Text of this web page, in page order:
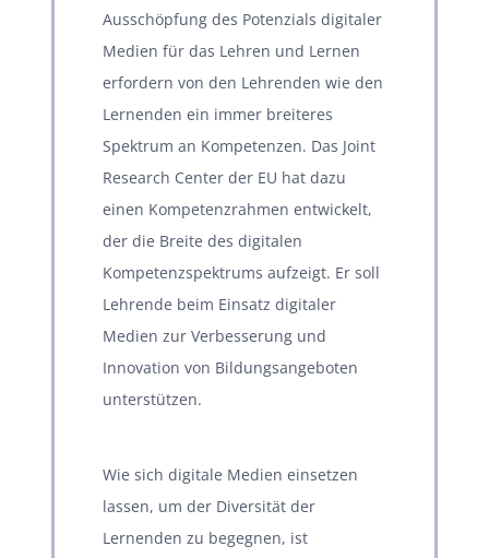
Ausschöpfung des Potenzials digitaler
Medien für das Lehren und Lernen
erfordern von den Lehrenden wie den
Lernenden ein immer breiteres
Spektrum an Kompetenzen. Das Joint
Research Center der EU hat dazu
einen Kompetenzrahmen entwickelt,
der die Breite des digitalen
Kompetenzspektrums aufzeigt. Er soll
Lehrende beim Einsatz digitaler
Medien zur Verbesserung und
Innovation von Bildungsangeboten
unterstützen.
Wie sich digitale Medien einsetzen
lassen, um der Diversität der
Lernenden zu begegnen, ist